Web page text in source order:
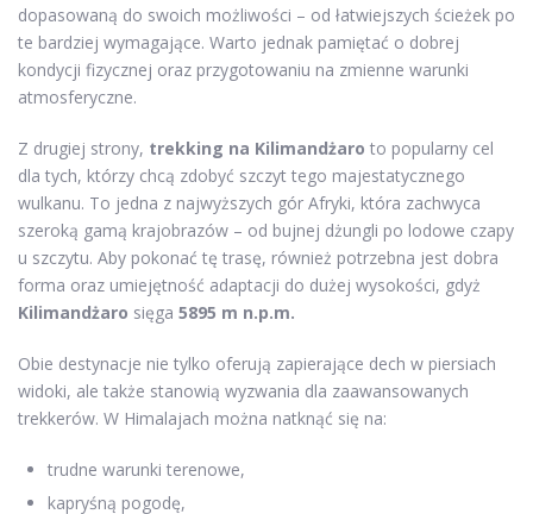
dopasowaną do swoich możliwości – od łatwiejszych ścieżek po
te bardziej wymagające. Warto jednak pamiętać o dobrej
kondycji fizycznej oraz przygotowaniu na zmienne warunki
atmosferyczne.
Z drugiej strony, trekking na Kilimandżaro to popularny cel
dla tych, którzy chcą zdobyć szczyt tego majestatycznego
wulkanu. To jedna z najwyższych gór Afryki, która zachwyca
szeroką gamą krajobrazów – od bujnej dżungli po lodowe czapy
u szczytu. Aby pokonać tę trasę, również potrzebna jest dobra
forma oraz umiejętność adaptacji do dużej wysokości, gdyż
Kilimandżaro sięga 5895 m n.p.m.
Obie destynacje nie tylko oferują zapierające dech w piersiach
widoki, ale także stanowią wyzwania dla zaawansowanych
trekkerów. W Himalajach można natknąć się na:
trudne warunki terenowe,
kapryśną pogodę,